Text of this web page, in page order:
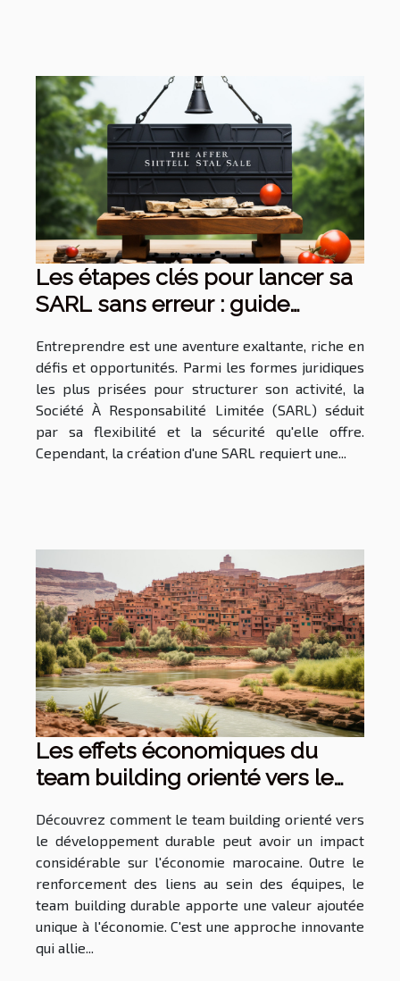
Les étapes clés pour lancer sa
SARL sans erreur : guide
Entreprendre est une aventure exaltante, riche en
défis et opportunités. Parmi les formes juridiques
les plus prisées pour structurer son activité, la
Société À Responsabilité Limitée (SARL) séduit
par sa flexibilité et la sécurité qu'elle offre.
Cependant, la création d'une SARL requiert une...
Les effets économiques du
team building orienté vers le
Maroc
Découvrez comment le team building orienté vers
le développement durable peut avoir un impact
considérable sur l'économie marocaine. Outre le
renforcement des liens au sein des équipes, le
team building durable apporte une valeur ajoutée
unique à l'économie. C'est une approche innovante
qui allie...